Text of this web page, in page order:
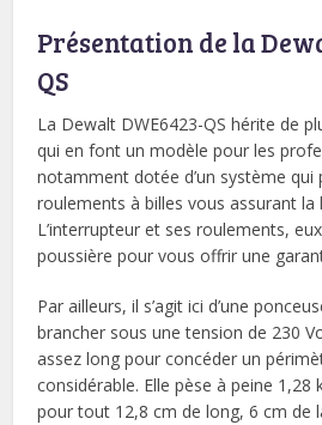
Présentation de la
QS
La Dewalt DWE6423-QS hérite de
qui en font un modèle pour les
notamment dotée d’un système qui
roulements à billes vous assurant la
L’interrupteur et ses roulements,
poussière pour vous offrir une
Par ailleurs, il s’agit ici d’une
brancher sous une tension de 230
assez long pour concéder un
considérable. Elle pèse à peine
pour tout 12,8 cm de long, 6 cm de